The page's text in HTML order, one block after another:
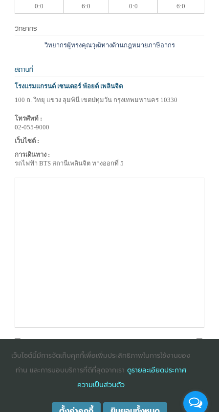
0:0 6:0 0:0 6:0
วิทยากร
วิทยากรผู้ทรงคุณวุฒิทางด้านกฎหมายภาษีอากร
สถานที่
โรงแรมแกรนด์ เซนเตอร์ พ้อยต์ เพลินจิต
100 ถ. วิทยุ แขวง ลุมพินี เขตปทุมวัน กรุงเทพมหานคร 10330
โทรศัพท์ :
02-055-9000
เว็บไซต์ :
การเดินทาง :
รถไฟฟ้า BTS สถานีเพลินจิต ทางออกที่ 5
: InternetExplorer เวอร์ชั่น 10 ขึ้นไป
: Chrome เวอร์ชั่น 58 ขึ้นไป
เว็บไซต์นี้มีการจัดเก็บคุกกี้เพื่อเพิ่มประสิทธิภาพในการใช้งานของ
ท่าน และการมอบบริการที่ดีที่สุดจากเรา ดูรายละเอียดประกาศ
ความเป็นส่วนตัว